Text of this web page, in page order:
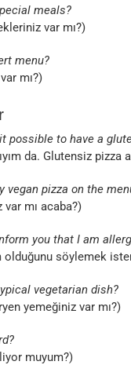
meals?
var mı?)
menu?
mı?)
possible to have a
da. Glutensiz pizza
vegan pizza on the
var mı acaba?)
you that I am
olduğunu söylemek
vegetarian dish?
yemeğiniz var mı?)
muyum?)